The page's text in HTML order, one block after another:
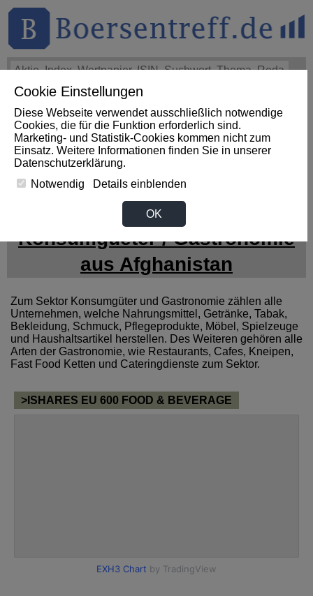
Cookie Einstellungen
Diese Webseite verwendet ausschließlich notwendige
Cookies, die für die Funktion erforderlich sind.
Marketing- und Statistik-Cookies kommen nicht zum
Einsatz. Weitere Informationen finden Sie in unserer
Datenschutzerklärung.
Notwendig
Details einblenden
OK
THEMEN HOT-STOCKS
Impact News +++ First Phosphate Corp.: First Phosphate
Announces Uplisting of American Depositary Receipt (ADR)
to Nasdaq... (Newsfile) +++ FIRST PHOSPHATE Aktie
+4,02%
News zum Sektor
Konsumgueter / Gastronomie
aus Afghanistan
Zum Sektor Konsumgüter und Gastronomie zählen alle
Unternehmen, welche Nahrungsmittel, Getränke, Tabak,
Bekleidung, Schmuck, Pflegeprodukte, Möbel, Spielzeuge
und Haushaltsartikel herstellen. Des Weiteren gehören alle
Arten der Gastronomie, wie Restaurants, Cafes, Kneipen,
Fast Food Ketten und Cateringdienste zum Sektor.
>ISHARES EU 600 FOOD & BEVERAGE